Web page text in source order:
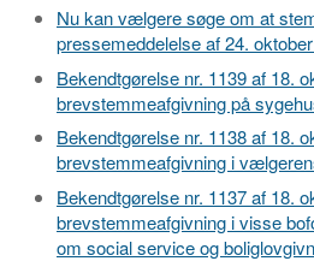
Nu kan vælgere søge om at
pressemeddelelse af 24.
Bekendtgørelse nr. 1139 af 18.
brevstemmeafgivning på
Bekendtgørelse nr. 1138 af 18.
brevstemmeafgivning i
Bekendtgørelse nr. 1137 af 18.
brevstemmeafgivning i visse
om social service og